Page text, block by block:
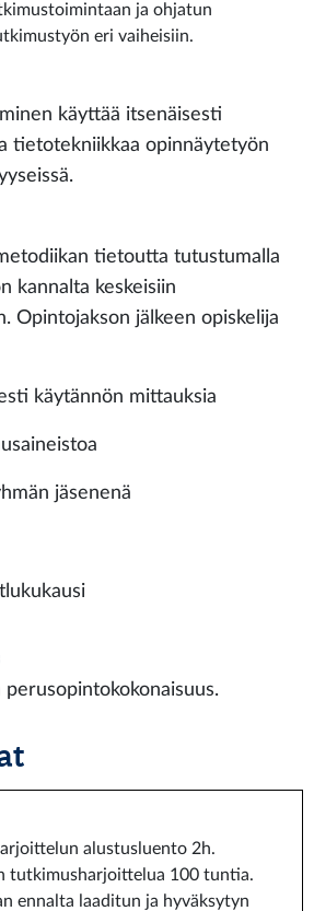
ja ohjatun
eri vaiheisiin.
käyttää itsenäisesti
tietotekniikkaa opinnäytetyön
tietoutta tutustumalla
kannalta keskeisiin
Opintojakson jälkeen opiskelija
käytännön mittauksia
jäsenenä
alustusluento 2h.
tutkimusharjoittelua 100 tuntia.
ennalta laaditun ja hyväksytyn